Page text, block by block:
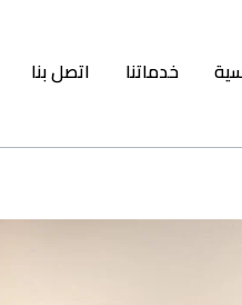
خدماتنا اتصل بنا